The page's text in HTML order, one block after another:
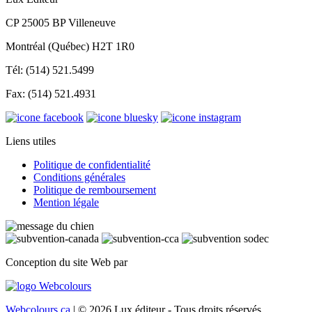
CP 25005 BP Villeneuve
Montréal (Québec) H2T 1R0
Tél: (514) 521.5499
Fax: (514) 521.4931
Liens utiles
Politique de confidentialité
Conditions générales
Politique de remboursement
Mention légale
Conception du site Web par